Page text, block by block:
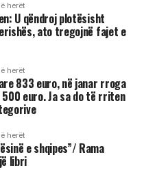
herët
U qëndroj plotësisht
ato tregojnë fajet e
herët
833 euro, në janar rroga
euro. Ja sa do të rriten
herët
e shqipes”/ Rama
libri